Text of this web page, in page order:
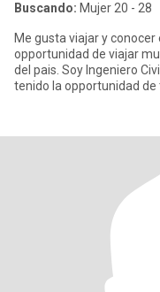
Buscando: Mujer 20 - 28
Me gusta viajar y
opportunidad de viajar
del pais. Soy Ingeniero
tenido la opportunidad de